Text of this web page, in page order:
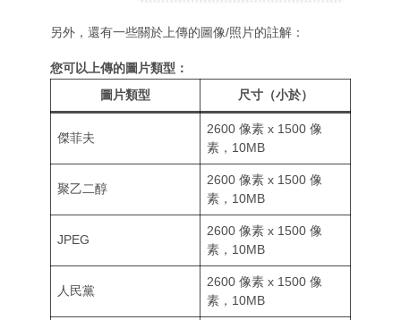
另外，還有一些關於上傳的圖像/照片的註解：
您可以上傳的圖片類型：
圖片類型
尺寸（小於）
傑菲夫
2600 像素 x 1500 像
素，10MB
聚乙二醇
2600 像素 x 1500 像
素，10MB
JPEG
2600 像素 x 1500 像
素，10MB
人民黨
2600 像素 x 1500 像
素，10MB